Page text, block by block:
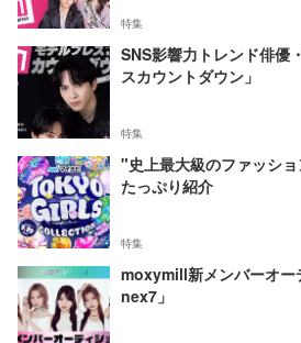
特集
SNS影響力トレンド俳優
スカウントダウン」
特集
"史上最大級のファッシ
たっぷり紹介
特集
moxymill新メンバーオ
nex7」